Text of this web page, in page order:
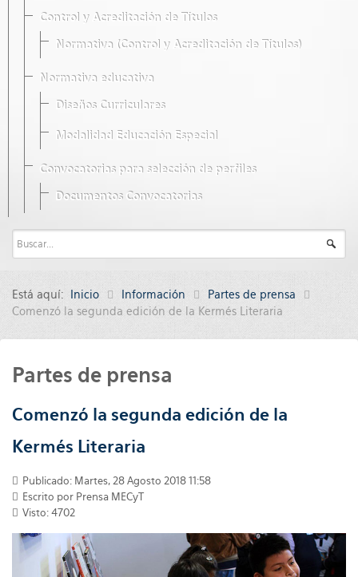
Control y Acreditación de Títulos
Normativa (Control y Acreditación de Títulos)
Normativa educativa
Diseños Curriculares
Modalidad Educación Especial
Convocatorias para selección de perfiles
Documentos Convocatorias
Está aquí: Inicio Información
Partes de prensa
Comenzó la segunda edición de la Kermés Literaria
Partes de prensa
Comenzó la segunda edición de la
Kermés Literaria
Publicado: Martes, 28 Agosto 2018 11:58
Escrito por Prensa MECyT
Visto: 4702